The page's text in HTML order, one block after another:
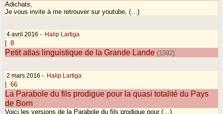
Adichats,
Je vous invite à me retrouver sur youtube, (…)
4 avril 2016 - Halip Lartiga
| 8
Petit atlas linguistique de la Grande Lande (1992)
2 mars 2016 - Halip Lartiga
66
La Parabole du fils prodigue pour la quasi totalité du Pays
de Born
Voici les versions de la Parabole du fils prodigue pour (…)